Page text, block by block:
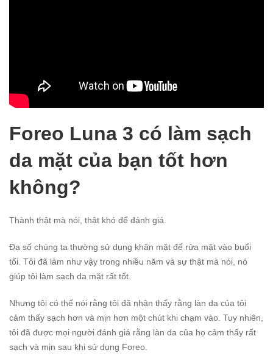
Foreo Luna 3 có làm sạch
da mặt của bạn tốt hơn
không?
Thành thật mà nói, thật khó để đánh giá.
Đa số chúng ta thường sử dụng khăn mặt để rửa mặt vào buổi
tối. Tôi đã làm như vậy trong nhiều năm và sự thật mà nói, nó
giúp tôi làm sạch da mặt rất tốt.
Nhưng tôi có thể nói rằng tôi đã nhận thấy rằng làn da của tôi
cảm thấy sạch hơn và mịn hơn một chút khi chạm vào. Tuy nhiên,
tôi đã được mọi người đánh giá rằng làn da của họ cảm thấy rất
sạch và mịn sau khi sử dụng Foreo.